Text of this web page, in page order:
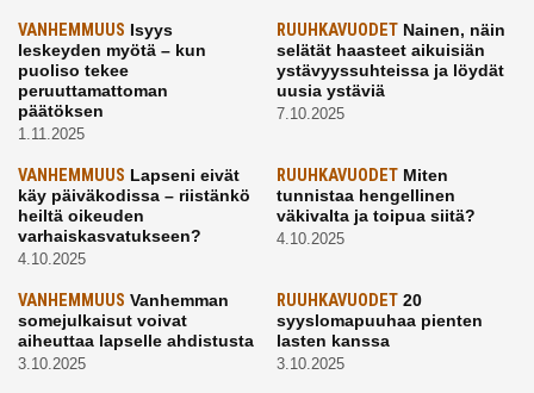
VANHEMMUUS Isyys
leskeyden myötä – kun
puoliso tekee
peruuttamattoman
päätöksen
1.11.2025
RUUHKAVUODETNainen, näin
selätät haasteet aikuisiän
ystävyyssuhteissa ja löydät
uusia ystäviä
7.10.2025
VANHEMMUUS Lapseni eivät
käy päiväkodissa – riistänkö
heiltä oikeuden
varhaiskasvatukseen?
4.10.2025
RUUHKAVUODETMiten
tunnistaa hengellinen
väkivalta ja toipua siitä?
4.10.2025
VANHEMMUUS Vanhemman
somejulkaisut voivat
aiheuttaa lapselle ahdistusta
3.10.2025
RUUHKAVUODET20
syyslomapuuhaa pienten
lasten kanssa
3.10.2025